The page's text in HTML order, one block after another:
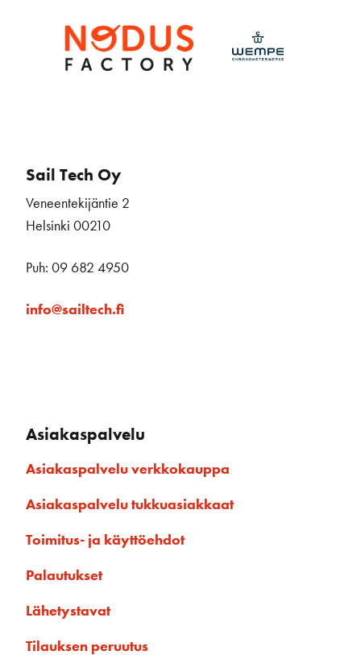
Sail Tech Oy
Veneentekijäntie 2
Helsinki 00210
Puh: 09 682 4950
info@sailtech.fi
Asiakaspalvelu
Asiakaspalvelu verkkokauppa
Asiakaspalvelu tukkuasiakkaat
Toimitus- ja käyttöehdot
Palautukset
Lähetystavat
Tilauksen peruutus